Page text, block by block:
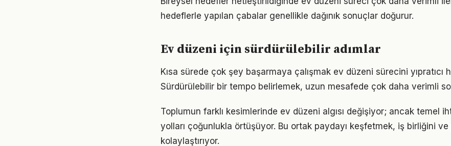
hedeflerle yapılan çabalar genellikle dağınık sonuçlar doğurur.
Ev düzeni için sürdürülebilir adımlar
Kısa sürede çok şey başarmaya çalışmak ev düzeni sürecini yıpratıcı
Sürdürülebilir bir tempo belirlemek, uzun mesafede çok daha verimli
Toplumun farklı kesimlerinde ev düzeni algısı değişiyor; ancak temel
yolları çoğunlukla örtüşüyor. Bu ortak paydayı keşfetmek, iş birliğini ve
kolaylaştırıyor.